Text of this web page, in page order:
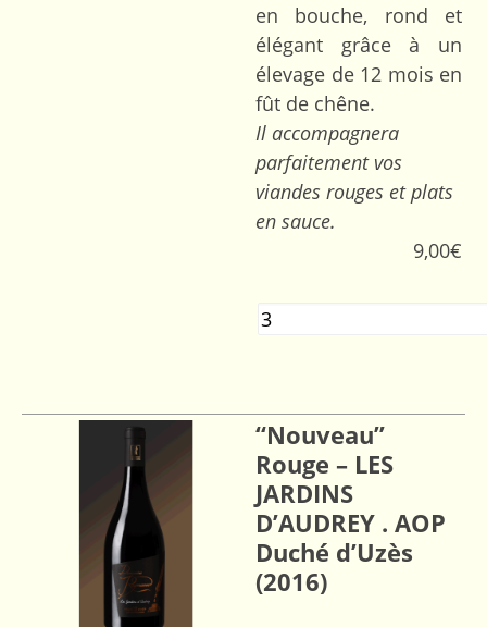
en bouche, rond et
élégant grâce à un
élevage de 12 mois en
fût de chêne.
Il accompagnera
parfaitement vos
viandes rouges et plats
en sauce.
9,00€
“Nouveau”
Rouge – LES
JARDINS
D’AUDREY . AOP
Duché d’Uzès
(2016)